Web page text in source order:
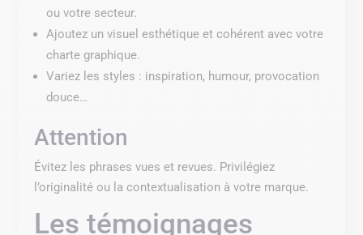
ou votre secteur.
Ajoutez un visuel esthétique et cohérent avec votre
charte graphique.
Variez les styles : inspiration, humour, provocation
douce…
Attention
Évitez les phrases vues et revues. Privilégiez
l’originalité ou la contextualisation à votre marque.
Les témoignages